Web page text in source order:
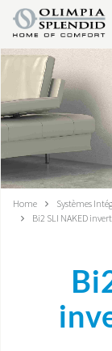
FRANÇAIS
HOME
CHAUFFAGE
SYSTÈMES INTÉGRÉS
Home Systèmes
Bi2 SLI NAKED